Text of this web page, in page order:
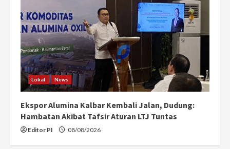
Lokal News
Ekspor Alumina Kalbar Kembali Jalan, Dudung:
Hambatan Akibat Tafsir Aturan LTJ Tuntas
Editor PI 08/08/2026